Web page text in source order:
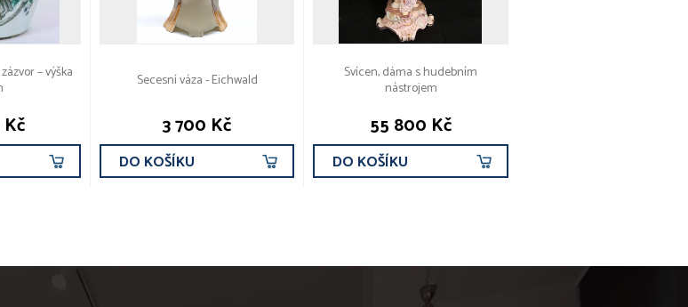
– výška Secesní váza - Eichwald
3 700 Kč
DO KOŠÍKU
Svícen, dáma s hudebním
nástrojem
55 800 Kč
DO KOŠÍKU